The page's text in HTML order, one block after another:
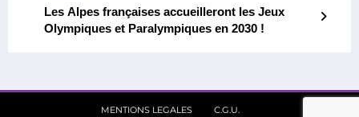
Les Alpes françaises accueilleront les Jeux
Olympiques et Paralympiques en 2030 !
MENTIONS LEGALES C.G.U.